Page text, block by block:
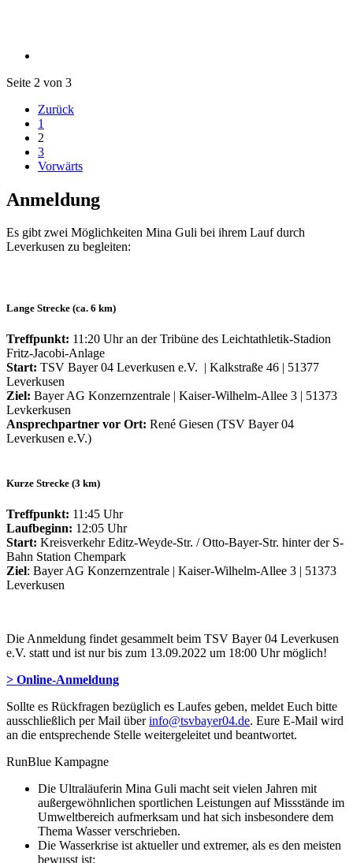
Seite 2 von 3
Zurück
1
2
3
Vorwärts
Anmeldung
Es gibt zwei Möglichkeiten Mina Guli bei ihrem Lauf durch
Leverkusen zu begleiten:
Lange Strecke (ca. 6 km)
Treffpunkt: 11:20 Uhr an der Tribüne des Leichtathletik-Stadion
Fritz-Jacobi-Anlage
Start: TSV Bayer 04 Leverkusen e.V. | Kalkstraße 46 | 51377
Leverkusen
Ziel: Bayer AG Konzernzentrale | Kaiser-Wilhelm-Allee 3 | 51373
Levkerkusen
Ansprechpartner vor Ort: René Giesen (TSV Bayer 04
Leverkusen e.V.)
Kurze Strecke (3 km)
Treffpunkt: 11:45 Uhr
Laufbeginn: 12:05 Uhr
Start: Kreisverkehr Editz-Weyde-Str. / Otto-Bayer-Str. hinter der S-
Bahn Station Chempark
Ziel: Bayer AG Konzernzentrale | Kaiser-Wilhelm-Allee 3 | 51373
Leverkusen
Die Anmeldung findet gesammelt beim TSV Bayer 04 Leverkusen
e.V. statt und ist nur bis zum 13.09.2022 um 18:00 Uhr möglich!
> Online-Anmeldung
Sollte es Rückfragen bezüglich es Laufes geben, meldet Euch bitte
ausschließlich per Mail überinfo@tsvbayer04.de. Eure E-Mail wird
an die entsprechende Stelle weitergeleitet und beantwortet.
RunBlue Kampagne
Die Ultraläuferin Mina Guli macht seit vielen Jahren mit
außergewöhnlichen sportlichen Leistungen auf Missstände im
Umweltbereich aufmerksam und hat sich insbesondere dem
Thema Wasser verschrieben.
Die Wasserkrise ist aktueller und extremer, als es den meisten
bewusst ist: